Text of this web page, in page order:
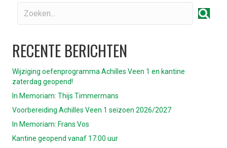
RECENTE BERICHTEN
Wijziging oefenprogramma Achilles Veen 1 en kantine
zaterdag geopend!
In Memoriam: Thijs Timmermans
Voorbereiding Achilles Veen 1 seizoen 2026/2027
In Memoriam: Frans Vos
Kantine geopend vanaf 17:00 uur